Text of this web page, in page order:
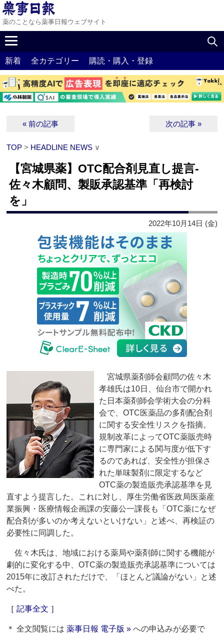
薬のことなら薬事日報ウェブサイト
新着 全カテゴリー 購読・購入・登録
« 前の記事 次の記事 »
TOP > HEADLINE NEWS ∨
【宮城県薬】OTC配合剤見直し提言‐
佐々木顧問、製販承認基準「再検討
を」
2022年10月14日 (金)
宮城県薬剤師会顧問の佐々木
孝雄氏は10日、仙台市で開かれ
た日本薬剤師会学術大会の分科
会で、OTC医薬品の多剤配合剤
に関する安全性リスクを指摘。
規制改革によってOTC薬販売時
に専門家による関与度が低下す
るのであれば、安全性が担保さ
れた単味製剤に限定するなど
OTC薬の製造販売承認基準を見
直すよう提言した。これに対し、厚生労働省医政局医薬産
業振興・医療情報企画課の安藤公一課長も「OTC薬になぜ
配合剤が多いのか考えないといけない」と述べ、再検証の
必要性に同調した。
佐々木氏は、地域における薬局や薬剤師に関する機能が
劇的に変化する中、OTC薬の製造販売承認基準については
2015年に改訂されただけで、「ほとんど議論がない」と述
べた。
［ 記事全文 ］
＊ 全文閲覧には薬事日報 電子版 » への申込みが必要で